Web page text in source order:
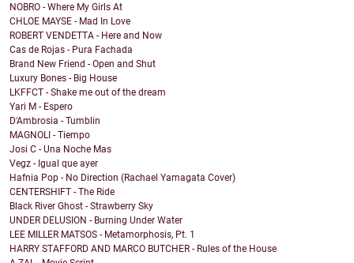
NOBRO - Where My Girls At
CHLOE MAYSE - Mad In Love
ROBERT VENDETTA - Here and Now
Cas de Rojas - Pura Fachada
Brand New Friend - Open and Shut
Luxury Bones - Big House
LKFFCT - Shake me out of the dream
Yari M - Espero
D'Ambrosia - Tumblin
MAGNOLI - Tiempo
Josi C - Una Noche Mas
Vegz - Igual que ayer
Hafnia Pop - No Direction (Rachael Yamagata Cover)
CENTERSHIFT - The Ride
Black River Ghost - Strawberry Sky
UNDER DELUSION - Burning Under Water
LEE MILLER MATSOS - Metamorphosis, Pt. 1
HARRY STAFFORD AND MARCO BUTCHER - Rules of the House